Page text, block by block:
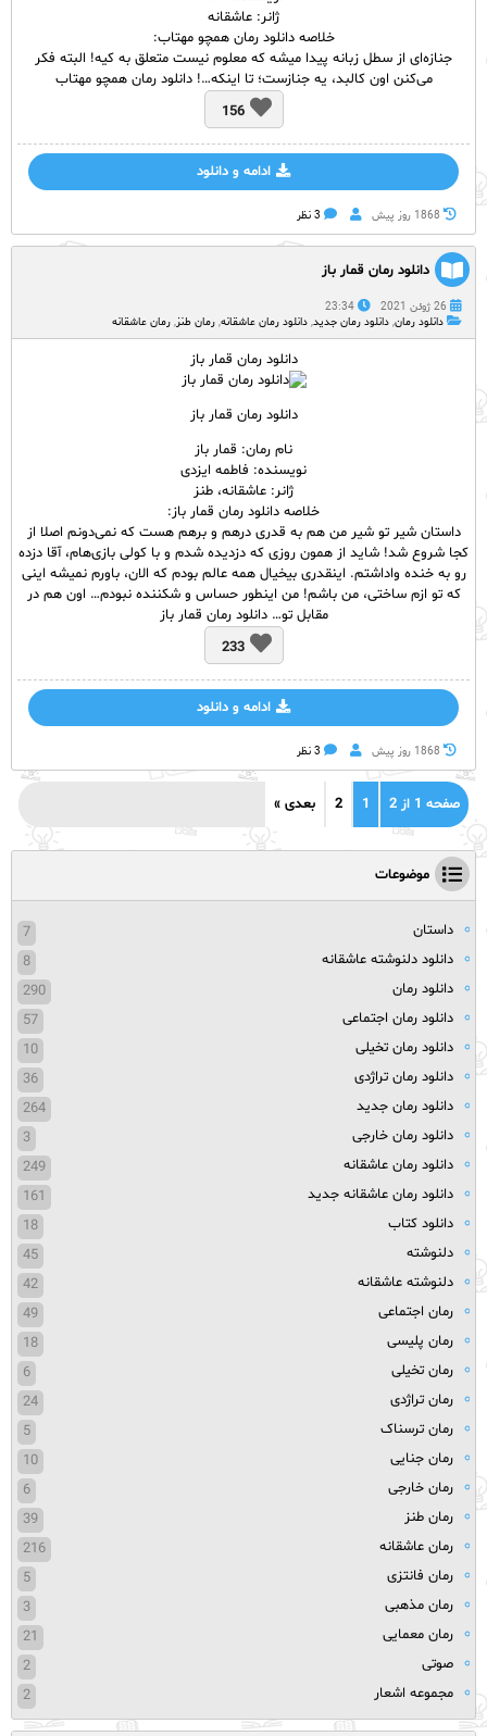
ژانر: عاشقانه
خلاصه دانلود رمان همچو مهتاب:
جنازه‌ای از سطل زبانه پیدا میشه که معلوم نیست متعلق به کیه! البته فکر
می‌کنن اون کالبد، یه جنازست؛ تا اینکه…! دانلود رمان همچو مهتاب
156
ادامه و دانلود
1868 روز پيش 3 نظر
دانلود رمان قمار باز
26 ژوئن 2021
23:34
دانلود رمان, دانلود رمان جدید, دانلود رمان عاشقانه, رمان طنز, رمان عاشقانه
دانلود رمان قمار باز
دانلود رمان قمار باز
نام رمان: قمار باز
نویسنده: فاطمه ایزدی
ژانر: عاشقانه، طنز
خلاصه دانلود رمان قمار باز:
داستان شیر تو شیر من هم به قدری درهم و برهم هست که نمی‌دونم اصلا از
کجا شروع شد! شاید از همون روزی که دزدیده شدم و با کولی بازی‌هام، آقا دزده
رو به خنده واداشتم. اینقدری بیخیال همه عالم بودم که الان، باورم نمیشه اینی
که تو ازم ساختی، من باشم! من اینطور حساس و شکننده نبودم… اون هم در
مقابل تو… دانلود رمان قمار باز
233
ادامه و دانلود
1868 روز پيش 3 نظر
صفحه 1 از 2 1
2 بعدی »
موضوعات
داستان
7
دانلود دلنوشته عاشقانه
8
دانلود رمان
290
دانلود رمان اجتماعی
57
دانلود رمان تخیلی
10
دانلود رمان تراژدی
36
دانلود رمان جدید
264
دانلود رمان خارجی
3
دانلود رمان عاشقانه
249
دانلود رمان عاشقانه جدید
161
دانلود کتاب
18
دلنوشته
45
دلنوشته عاشقانه
42
رمان اجتماعی
49
رمان پلیسی
18
رمان تخیلی
6
رمان تراژدی
24
رمان ترسناک
5
رمان جنایی
10
رمان خارجی
6
رمان طنز
39
رمان عاشقانه
216
رمان فانتزی
5
رمان مذهبی
3
رمان معمایی
21
صوتی
2
مجموعه اشعار
2